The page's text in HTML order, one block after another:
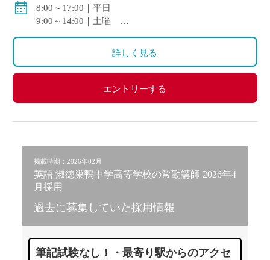
8:00～17:00｜平日
9:00～14:00｜土曜
詳しく見る
エントリーする
掲載時期：2026年02月
英語 淑徳巣鴨中学高等学校の常勤講師 2026年4
月採用
過去に募集していた採用情報
筆記試験なし！・最寄り駅からのアクセ